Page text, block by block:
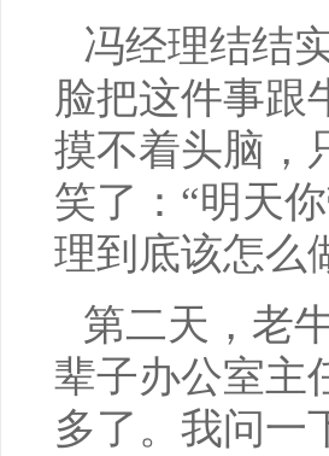
冯经理结结
脸把这件事跟
摸不着头脑，
笑了：“明天
理到底该怎么
第二天，老
辈子办公室主
多了。我问一